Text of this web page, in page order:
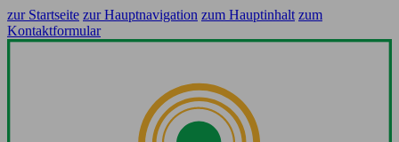
zur Startseite zur Hauptnavigation zum Hauptinhalt zum
Kontaktformular